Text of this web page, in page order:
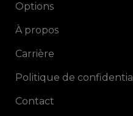
Options
À propos
Carrière
Politique de
Contact